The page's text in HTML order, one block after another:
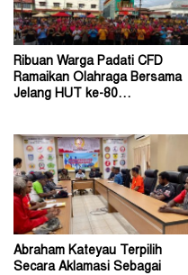
Ribuan Warga Padati CFD
Ramaikan Olahraga Bersama
Jelang HUT ke-80
Abraham Kateyau Terpilih
Secara Aklamasi Sebagai